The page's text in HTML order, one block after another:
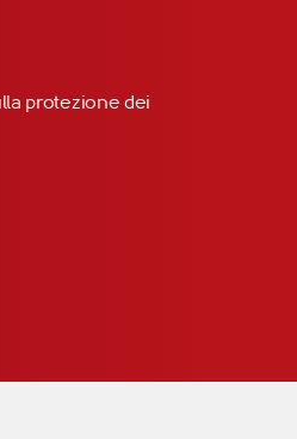
protezione dei